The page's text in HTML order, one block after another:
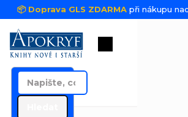
Přejít na obsah
📦 Doprava GLS ZDARMA při nákupu
Nákupní košík